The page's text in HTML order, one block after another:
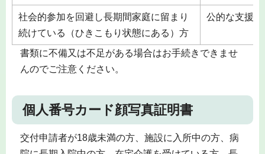
社会的参加を回避し長期間家庭に留まり
続けている（ひきこもり状態にある）方
公的な支援
書類に不備又は不足がある場合はお手続きできませ
んのでご注意ください。
個人番号カード顔写真証明書
交付申請者が18歳未満の方、施設に入所中の方、病